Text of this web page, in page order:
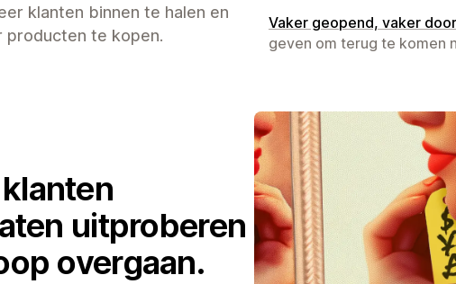
klanten binnen te halen en
producten te kopen.
Vaker geopend, vaker
geven om terug te komen
uitproberen
overgaan.